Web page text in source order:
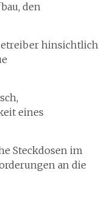
den
hinsichtlich
eines
Steckdosen im
an die